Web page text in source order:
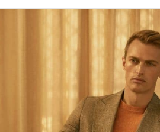
Üçlüsü Golden
Cafe
İlk
ve
Tek:
Tahinli
Kahve
4
Cafe
Kahve